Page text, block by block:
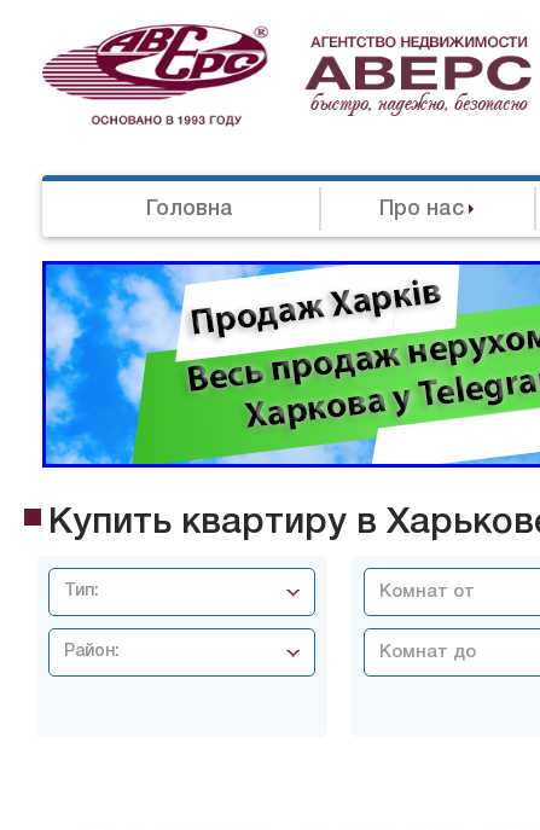
Головна Про нас
Купить квартиру в
Тип:
Район: